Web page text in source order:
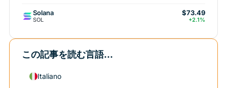
Solana
SOL
$73.49
+2.1%
この記事を読む言語...
Italiano